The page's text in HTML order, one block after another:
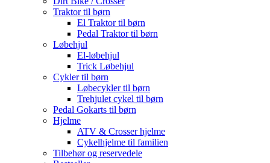
Traktor til børn
El Traktor til børn
Pedal Traktor til børn
Løbehjul
El-løbehjul
Trick Løbehjul
Cykler til børn
Løbecykler til børn
Trehjulet cykel til børn
Pedal Gokarts til børn
Hjelme
ATV & Crosser hjelme
Cykelhjelme til familien
Tilbehør og reservedele